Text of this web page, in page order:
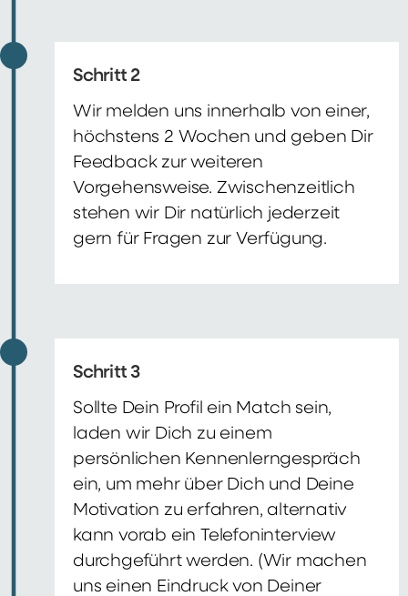
Schritt 2
Wir melden uns innerhalb von einer,
höchstens 2 Wochen und geben Dir
Feedback zur weiteren
Vorgehensweise. Zwischenzeitlich
stehen wir Dir natürlich jederzeit
gern für Fragen zur Verfügung.
Schritt 3
Sollte Dein Profil ein Match sein,
laden wir Dich zu einem
persönlichen Kennenlerngespräch
ein, um mehr über Dich und Deine
Motivation zu erfahren, alternativ
kann vorab ein Telefoninterview
durchgeführt werden. (Wir machen
uns einen Eindruck von Deiner